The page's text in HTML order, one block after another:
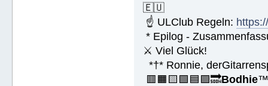
🇪🇺
☝ ULClub Regeln:
* Epilog -
⚔ Viel Glück!
*†* Ronnie,
🟥🟧🟨🟩🟦🟪🔜Bodhie